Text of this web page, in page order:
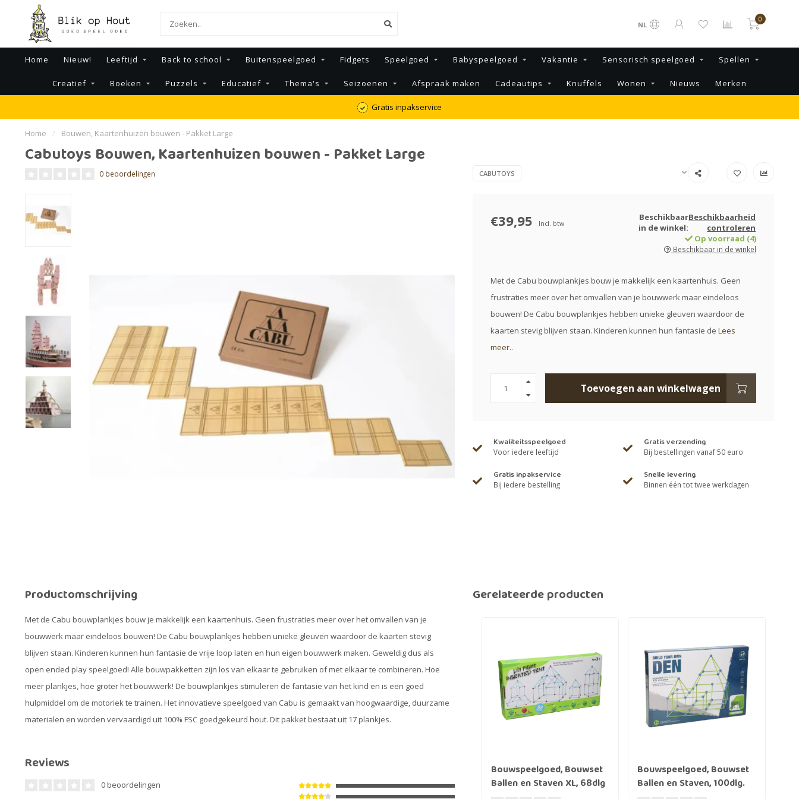
NL
0
Home Nieuw! Leeftijd Back to school Buitenspeelgoed Fidgets Speelgoed Babyspeelgoed Vakantie Sensorisch speelgoed Spellen
Creatief Boeken Puzzels Educatief Thema's Seizoenen Afspraak maken Cadeautips Knuffels Wonen Nieuws Merken
Gratis inpakservice
Home / Bouwen, Kaartenhuizen bouwen - Pakket Large
Cabutoys Bouwen, Kaartenhuizen bouwen - Pakket Large
0 beoordelingen CABUTOYS
€39,95 Incl. btw
Beschikbaar
in de winkel:
Beschikbaarheid
controleren
Op voorraad (4)
Beschikbaar in de winkel
Met de Cabu bouwplankjes bouw je makkelijk een kaartenhuis. Geen
frustraties meer over het omvallen van je bouwwerk maar eindeloos
bouwen! De Cabu bouwplankjes hebben unieke gleuven waardoor de
kaarten stevig blijven staan. Kinderen kunnen hun fantasie de Lees
meer..
Toevoegen aan winkelwagen
Kwaliteitsspeelgoed
Voor iedere leeftijd
Gratis verzending
Bij bestellingen vanaf 50 euro
Gratis inpakservice
Bij iedere bestelling
Snelle levering
Binnen één tot twee werkdagen
Productomschrijving
Met de Cabu bouwplankjes bouw je makkelijk een kaartenhuis. Geen frustraties meer over het omvallen van je
bouwwerk maar eindeloos bouwen! De Cabu bouwplankjes hebben unieke gleuven waardoor de kaarten stevig
blijven staan. Kinderen kunnen hun fantasie de vrije loop laten en hun eigen bouwwerk maken. Geweldig dus als
open ended play speelgoed! Alle bouwpakketten zijn los van elkaar te gebruiken of met elkaar te combineren. Hoe
meer plankjes, hoe groter het bouwwerk! De bouwplankjes stimuleren de fantasie van het kind en is een goed
hulpmiddel om de motoriek te trainen. Het innovatieve speelgoed van Cabu is gemaakt van hoogwaardige, duurzame
materialen en worden vervaardigd uit 100% FSC goedgekeurd hout. Dit pakket bestaat uit 17 plankjes.
Reviews
0 beoordelingen
Gerelateerde producten
Bouwspeelgoed, Bouwset
Ballen en Staven XL, 68dlg
Bouwspeelgoed, Bouwset
Ballen en Staven, 100dlg.